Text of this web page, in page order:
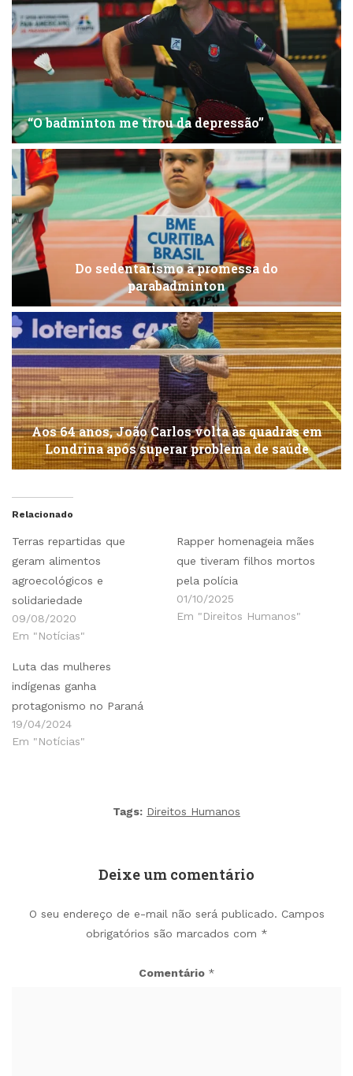
“O badminton me tirou da depressão”
Do sedentarismo à promessa do
parabadminton
Aos 64 anos, João Carlos volta às quadras em
Londrina após superar problema de saúde
Relacionado
Terras repartidas que
geram alimentos
agroecológicos e
solidariedade
09/08/2020
Em "Notícias"
Rapper homenageia mães
que tiveram filhos mortos
pela polícia
01/10/2025
Em "Direitos Humanos"
Luta das mulheres
indígenas ganha
protagonismo no Paraná
19/04/2024
Em "Notícias"
Tags: Direitos Humanos
Deixe um comentário
O seu endereço de e-mail não será publicado. Campos
obrigatórios são marcados com *
Comentário *